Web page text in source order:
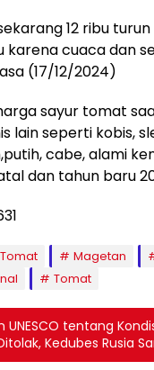
12 ribu
karena cuaca dan
(17/12/2024)
sayur tomat
lain seperti kobis,
cabe, alami
dan tahun baru
Magetan
Tomat
UNESCO tentang
Kedubes Rusia
ke PPWI